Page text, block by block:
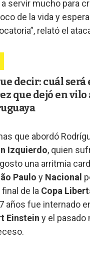
servir mucho para
de la vida y
relató el
decir: cuál será
que dejó en vilo
que abordó
Izquierdo, quien
una arritmia
Paulo y Nacional
de la Copa
años fue internado
Einstein y el pasado